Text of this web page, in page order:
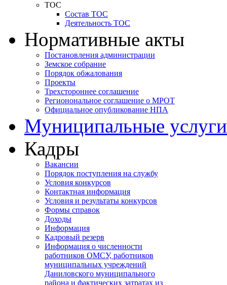
ТОС
Состав ТОС
Деятельность ТОС
Нормативные акты
Постановления администрации
Земское собрание
Порядок обжалования
Проекты
Трехстороннее соглашение
Регионональное соглашение о МРОТ
Официальное опубликование НПА
Муниципальные услуги
Кадры
Вакансии
Порядок поступления на службу
Условия конкурсов
Контактная информация
Условия и результаты конкурсов
Формы справок
Доходы
Информация
Кадровый резерв
Информация о численности
работников ОМСУ, работников
муниципальных учреждений
Даниловского муниципального
района и фактических затратах из